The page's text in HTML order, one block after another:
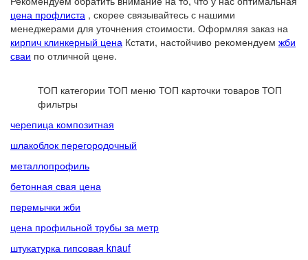
цена профлиста , скорее связывайтесь с нашими
менеджерами для уточнения стоимости. Оформляя заказ на
кирпич клинкерный цена Кстати, настойчиво рекомендуем жби
сваи по отличной цене.
ТОП категории ТОП меню ТОП карточки товаров ТОП
фильтры
черепица композитная
шлакоблок перегородочный
металлопрофиль
бетонная свая цена
перемычки жби
цена профильной трубы за метр
штукатурка гипсовая knauf